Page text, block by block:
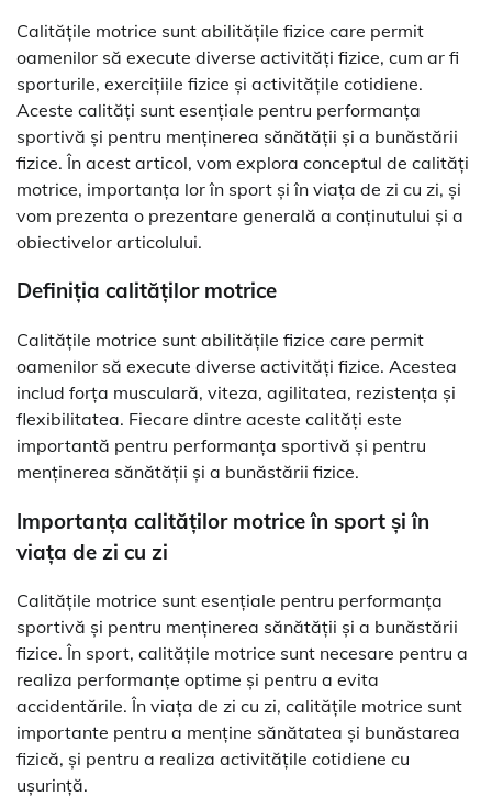
Calitățile motrice sunt abilitățile fizice care permit
oamenilor să execute diverse activități fizice, cum ar fi
sporturile, exercițiile fizice și activitățile cotidiene.
Aceste calități sunt esențiale pentru performanța
sportivă și pentru menținerea sănătății și a bunăstării
fizice. În acest articol, vom explora conceptul de calități
motrice, importanța lor în sport și în viața de zi cu zi, și
vom prezenta o prezentare generală a conținutului și a
obiectivelor articolului.
Definiția calităților motrice
Calitățile motrice sunt abilitățile fizice care permit
oamenilor să execute diverse activități fizice. Acestea
includ forța musculară, viteza, agilitatea, rezistența și
flexibilitatea. Fiecare dintre aceste calități este
importantă pentru performanța sportivă și pentru
menținerea sănătății și a bunăstării fizice.
Importanța calităților motrice în sport și în
viața de zi cu zi
Calitățile motrice sunt esențiale pentru performanța
sportivă și pentru menținerea sănătății și a bunăstării
fizice. În sport, calitățile motrice sunt necesare pentru a
realiza performanțe optime și pentru a evita
accidentările. În viața de zi cu zi, calitățile motrice sunt
importante pentru a menține sănătatea și bunăstarea
fizică, și pentru a realiza activitățile cotidiene cu
ușurință.